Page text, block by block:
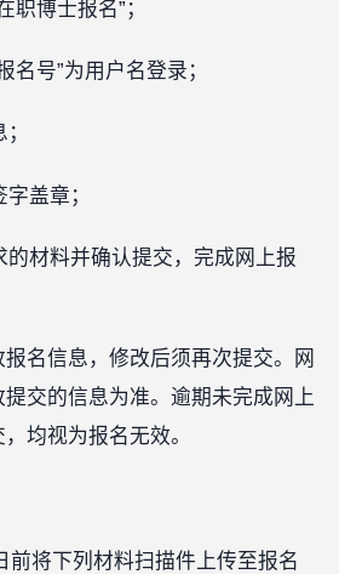
职博士报名”；
名号”为用户名登录；
盖章；
材料并确认提交，完成网上报
名信息，修改后须再次提交。网
交的信息为准。逾期未完成网上
均视为报名无效。
前将下列材料扫描件上传至报名